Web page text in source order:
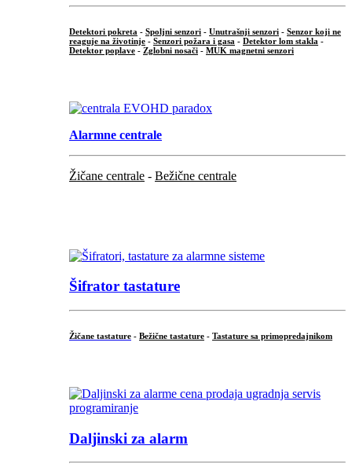
Detektori pokreta - Spoljni senzori - Unutrašnji senzori - Senzor koji ne
reaguje na životinje - Senzori požara i gasa - Detektor lom stakla -
Detektor poplave - Zglobni nosači - MUK magnetni senzori
Alarmne centrale
Žičane centrale - Bežične centrale
Šifrator tastature
Žičane tastature - Bežične tastature - Tastature sa primopredajnikom
Daljinski za alarm